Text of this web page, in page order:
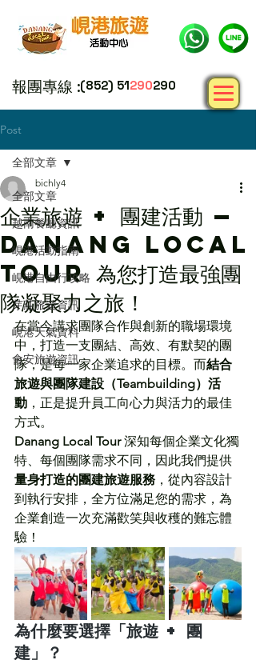
報團專線 :(852) 51290290
Post
全部文章
越南餐廳資訊
峴港活動指南
峴港自由行攻略
芽莊旅遊資訊
峴港天氣資料
會安旅遊資訊
全部文章
企業旅遊 + 團建活動 —
Danang Local
Tour 為您打造最強團
隊凝聚力之旅！
bichly4
在當今講求團隊合作與創新的職場環境
中，打造一支團結、高效、有默契的團
隊，是每一家企業追求的目標。而結合
旅遊與團隊建設（Teambuilding）活
動 ，正是提升員工向心力與活力的最佳
方式。
Danang Local Tour 深知每個企業文化獨
特、每個團隊需求不同，因此我們提供
量身打造的團建旅遊服務 ，從內容設計
到執行安排，全方位滿足您的需求，為
企業創造一次充滿歡笑與收穫的難忘體
驗！
為什麼要選擇「旅遊 + 團
建」？